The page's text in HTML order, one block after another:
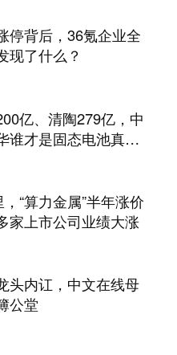
停背后，36氪企业全
现了什么？
亿、清陶279亿，中
谁才是固态电池真正
，“算力金属”半年涨价
家上市公司业绩大涨
头内讧，中文在线母
公堂